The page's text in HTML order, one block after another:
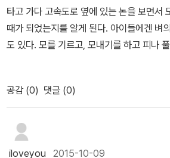
는 우유나 고기같은 다른 먹거리에 대해서
있었으면 좋겠어요. 이 서평은 해당 출판사
작성하였습니다.
손이 필요할 때마다 시골 할아버지댁에 내
는 진혁이네 가족이지요..할아버지께서 보내
해서 먹는데 논 친구들이 함께 밥을 먹는 장
롭고 재미있네요. 아이들이 처음에 보고는
워하며 ​곤충이나 모든 살아있는 동물에 관
옛날에는 영양을 보충하려고 도롱뇽 알도
은 궁금해 하지요.. 도룡뇽 알 왜 먹어요? 엄
타고 가다 고속도로 옆에 있는 논을 보면서
때가 되었는지를 알게 된다. 아이들에겐 벼
도 있다. 모를 기르고, 모내기를 하고 피나
는 과정을 살펴 보면서 농부 아저씨의 고마
계까지 알게 되었다.​'쌀밥 한 그릇에 생태계
마지식인 시리즈로 어린이가 알아야 할 기
여주는 책이다. 초등 저학년이 보기 좋은 책
공감 (0) 댓글 (0)
iloveyou 2015-10-09